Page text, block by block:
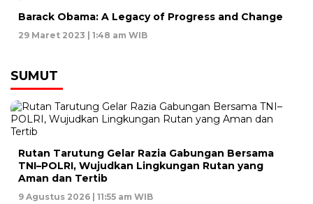
Barack Obama: A Legacy of Progress and Change
29 Maret 2023 | 1:48 am WIB
SUMUT
Rutan Tarutung Gelar Razia Gabungan Bersama
TNI–POLRI, Wujudkan Lingkungan Rutan yang
Aman dan Tertib
9 Agustus 2026 | 11:55 am WIB